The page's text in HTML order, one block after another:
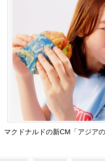
マクドナルドの新CM「アジア